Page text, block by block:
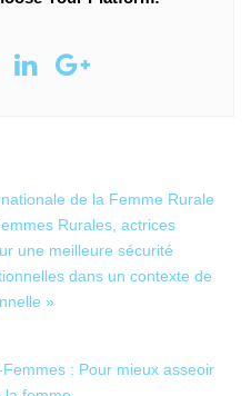
de la Femme Rurale
Rurales, actrices
une meilleure sécurité
dans un contexte de
»
: Pour mieux asseoir